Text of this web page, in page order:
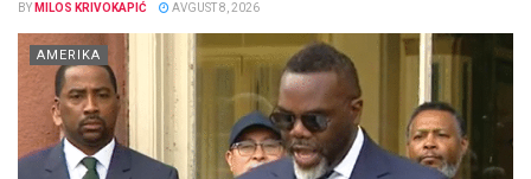
BY MILOS KRIVOKAPIĆ AVGUST 8, 2026
AMERIKA